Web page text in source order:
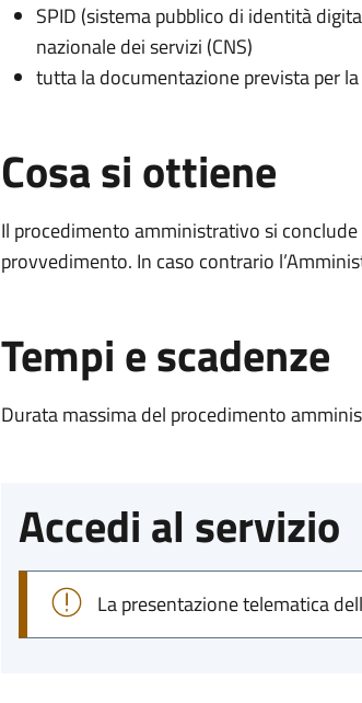
SPID (sistema pubblico di identità
nazionale dei servizi (CNS)
tutta la documentazione prevista per
Cosa si ottiene
Il procedimento amministrativo si
provvedimento. In caso contrario
Tempi e scadenze
Durata massima del procedimento
Accedi al servizio
La presentazione telematica